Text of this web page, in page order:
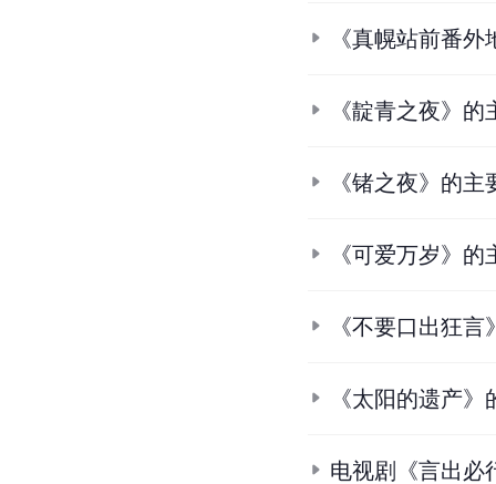
《真幌站前番
《靛青之夜》的
《锗之夜》的主
《可爱万岁》的
《不要口出狂
《太阳的遗产
电视剧《言出必